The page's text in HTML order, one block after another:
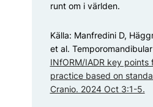
runt om i världen.
Källa: Manfredini D,
et al.
INfORM/IADR key points
practice based on
Cranio. 2024 Oct 3:1-5.